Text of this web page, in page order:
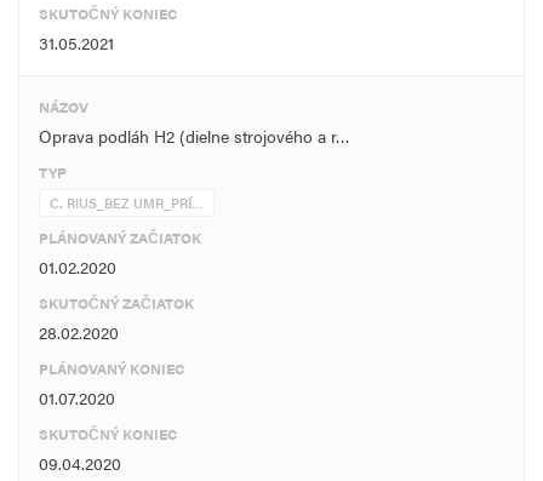
SKUTOČNÝ KONIEC
31.05.2021
NÁZOV
Oprava podláh H2 (dielne strojového a r…
TYP
C. RIUS_BEZ UMR_PRÍ…
PLÁNOVANÝ ZAČIATOK
01.02.2020
SKUTOČNÝ ZAČIATOK
28.02.2020
PLÁNOVANÝ KONIEC
01.07.2020
SKUTOČNÝ KONIEC
09.04.2020